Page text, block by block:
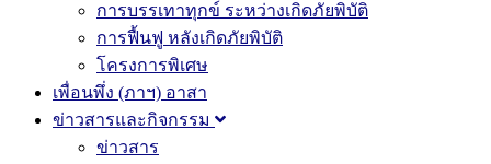
การบรรเทาทุกข์ ระหว่างเกิดภัยพิบัติ
การฟื้นฟู หลังเกิดภัยพิบัติ
โครงการพิเศษ
เพื่อนพึ่ง (ภาฯ) อาสา
ข่าวสารและกิจกรรม
ข่าวสาร